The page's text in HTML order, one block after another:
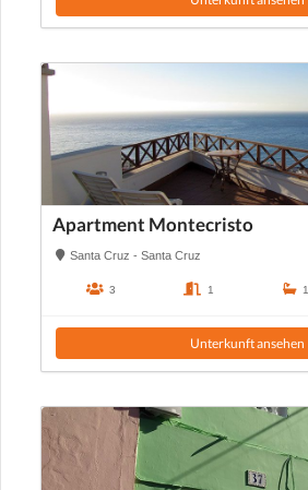
Apartment Montecristo
Santa Cruz - Santa Cruz
3 1 1
Unterkunft ansehen